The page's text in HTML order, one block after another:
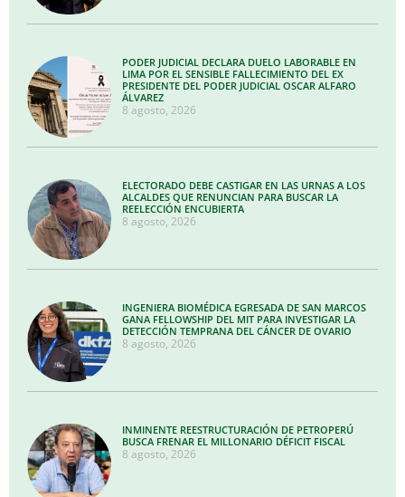
PODER JUDICIAL DECLARA DUELO LABORABLE EN
LIMA POR EL SENSIBLE FALLECIMIENTO DEL EX
PRESIDENTE DEL PODER JUDICIAL OSCAR ALFARO
ÁLVAREZ
8 agosto, 2026
ELECTORADO DEBE CASTIGAR EN LAS URNAS A LOS
ALCALDES QUE RENUNCIAN PARA BUSCAR LA
REELECCIÓN ENCUBIERTA
8 agosto, 2026
INGENIERA BIOMÉDICA EGRESADA DE SAN MARCOS
GANA FELLOWSHIP DEL MIT PARA INVESTIGAR LA
DETECCIÓN TEMPRANA DEL CÁNCER DE OVARIO
8 agosto, 2026
INMINENTE REESTRUCTURACIÓN DE PETROPERÚ
BUSCA FRENAR EL MILLONARIO DÉFICIT FISCAL
8 agosto, 2026